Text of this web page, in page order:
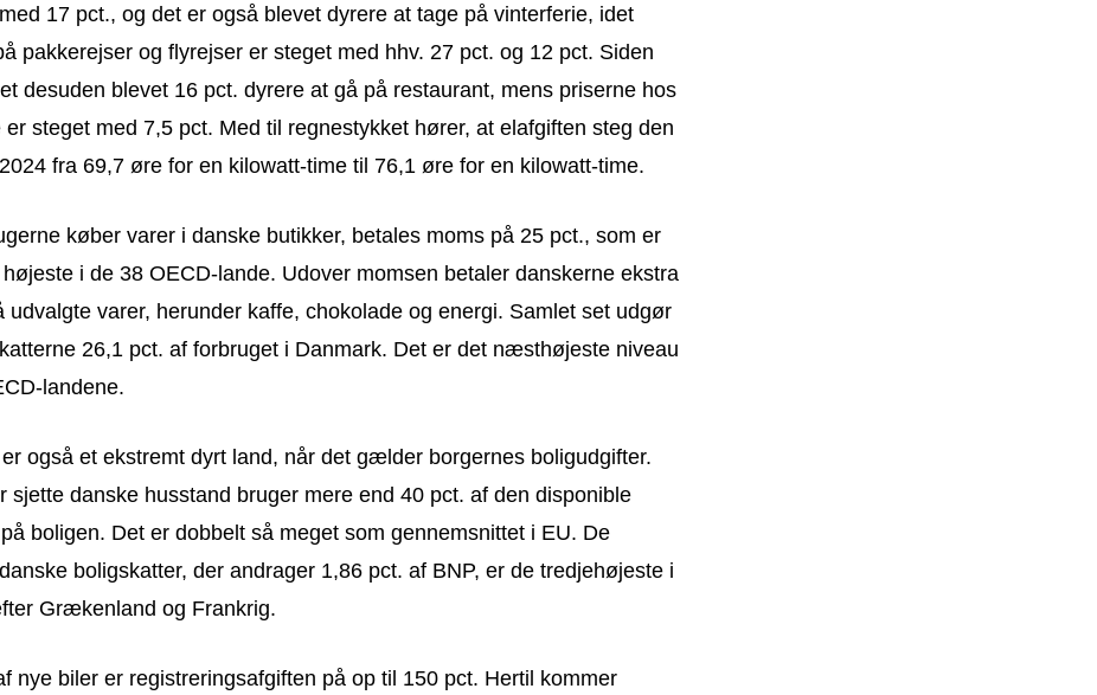
17 pct., og det er også blevet dyrere at tage på vinterferie, idet
pakkerejser og flyrejser er steget med hhv. 27 pct. og 12 pct. Siden
desuden blevet 16 pct. dyrere at gå på restaurant, mens priserne hos
steget med 7,5 pct. Med til regnestykket hører, at elafgiften steg den
fra 69,7 øre for en kilowatt-time til 76,1 øre for en kilowatt-time.
køber varer i danske butikker, betales moms på 25 pct., som er
i de 38 OECD-lande. Udover momsen betaler danskerne ekstra
udvalgte varer, herunder kaffe, chokolade og energi. Samlet set udgør
26,1 pct. af forbruget i Danmark. Det er det næsthøjeste niveau
landene.
også et ekstremt dyrt land, når det gælder borgernes boligudgifter.
sjette danske husstand bruger mere end 40 pct. af den disponible
boligen. Det er dobbelt så meget som gennemsnittet i EU. De
boligskatter, der andrager 1,86 pct. af BNP, er de tredjehøjeste i
Grækenland og Frankrig.
nye biler er registreringsafgiften på op til 150 pct. Hertil kommer